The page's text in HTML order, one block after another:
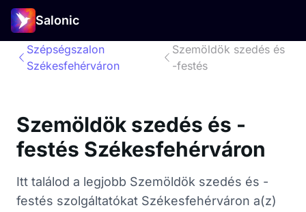
Salonic
Szépségszalon
Székesfehérváron
Szemöldök szedés és
-festés
Szemöldök szedés és -
festés Székesfehérváron
Itt találod a legjobb Szemöldök szedés és -
festés szolgáltatókat Székesfehérváron a(z)